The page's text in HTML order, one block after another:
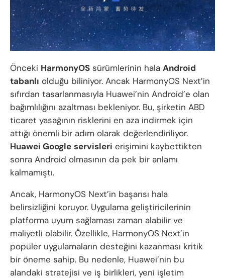
Önceki HarmonyOS sürümlerinin hala Android
tabanlı olduğu biliniyor. Ancak HarmonyOS Next’in
sıfırdan tasarlanmasıyla Huawei’nin Android’e olan
bağımlılığını azaltması bekleniyor. Bu, şirketin ABD
ticaret yasağının risklerini en aza indirmek için
attığı önemli bir adım olarak değerlendiriliyor.
Huawei Google servisleri erişimini kaybettikten
sonra Android olmasının da pek bir anlamı
kalmamıştı.
Ancak, HarmonyOS Next’in başarısı hala
belirsizliğini koruyor. Uygulama geliştiricilerinin
platforma uyum sağlaması zaman alabilir ve
maliyetli olabilir. Özellikle, HarmonyOS Next’in
popüler uygulamaların desteğini kazanması kritik
bir öneme sahip. Bu nedenle, Huawei’nin bu
alandaki stratejisi ve iş birlikleri, yeni işletim